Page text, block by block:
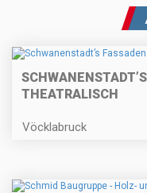
THEATRALISCH
Vöcklabruck